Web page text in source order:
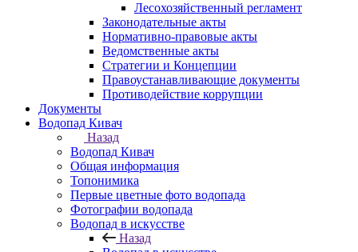
Лесохозяйственный регламент
Законодательные акты
Нормативно-правовые акты
Ведомственные акты
Стратегии и Концепции
Правоустанавливающие документы
Противодействие коррупции
Документы
Водопад Кивач
Назад
Водопад Кивач
Общая информация
Топонимика
Первые цветные фото водопада
Фотографии водопада
Водопад в искусстве
Назад